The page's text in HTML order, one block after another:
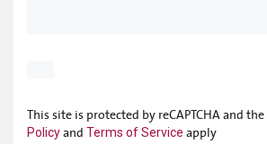
This site is protected by reCAPTCHA and
Policyand Terms of Service apply